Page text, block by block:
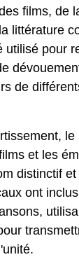
films, de
littérature
utilisé pour
de
le
et les
distinctif
ont